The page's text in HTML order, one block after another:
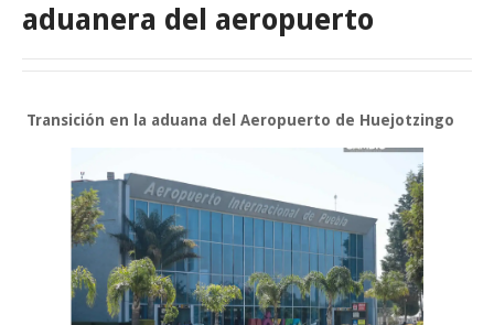
aduanera del aeropuerto
Transición en la aduana del Aeropuerto de Huejotzingo